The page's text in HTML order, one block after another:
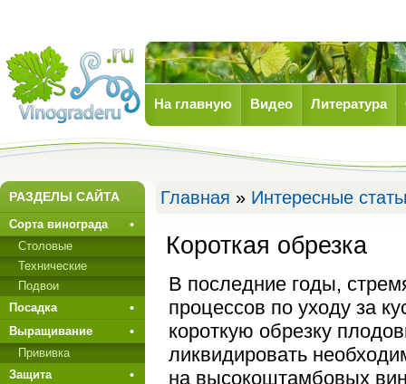
Виноград
На главную Видео Литература
Главная » Интересные
Короткая обрезка
В последние годы,
процессов по уходy за
короткую обрезку
ликвидировать
на высокоштамбовых
РАЗДЕЛЫ САЙТА
Сорта винограда
Столовые
Технические
Подвои
Посадка
Выращивание
Прививкa
Защита